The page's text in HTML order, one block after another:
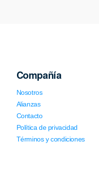
Compañía
Nosotros
Alianzas
Contacto
Política de privacidad
Términos y condiciones